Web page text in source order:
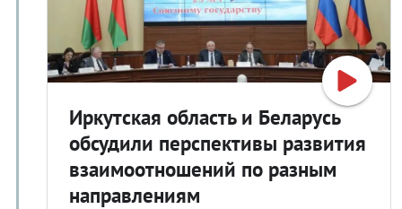
Иркутская область и Беларусь
обсудили перспективы развития
взаимоотношений по разным
направлениям